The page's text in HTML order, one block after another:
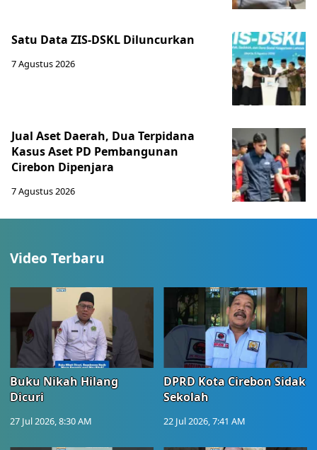
Satu Data ZIS-DSKL Diluncurkan
7 Agustus 2026
Jual Aset Daerah, Dua Terpidana
Kasus Aset PD Pembangunan
Cirebon Dipenjara
7 Agustus 2026
Video Terbaru
Buku Nikah Hilang
Dicuri
27 Jul 2026, 8:30 AM
DPRD Kota Cirebon Sidak
Sekolah
22 Jul 2026, 7:41 AM